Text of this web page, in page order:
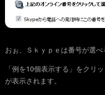
おぉ、Ｓｋｙｐｅは番号が選べ
「例を10個表示する」をクリ
が表示されます。